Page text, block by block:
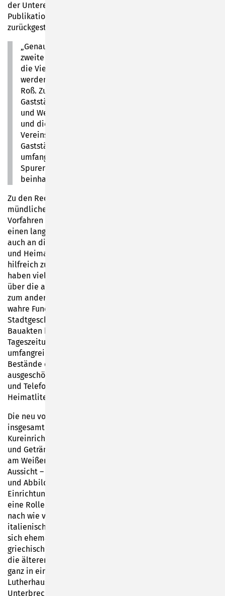
der Unteren Stadt wurde zunächst zu Gunsten der
Publikation der Steinerschen Chronik (1757-1802) zeitlich
zurückgestellt.
„Genau wie die erste Broschüre befasst sich nun der
zweite Teil mit dem Zeitraum von 1850 bis 1950, da
die Vielzahl der Gaststätten in Sonneberg eingegrenzt
werden musste“, beschreibt die Autorin Waltraud
Roß. Zusätzlich enthalte diese Veröffentlichung die
Gaststätten der Stadtteile Bettelhecken, Mürschnitz
und Wehd, sowie die Sonneberger Kureinrichtungen
und die Erwähnung der Schrebergarten-
Vereinsheime.„Im Laufe der Aufarbeitung der
Gaststättengeschichte wurden die Aufzeichnungen so
umfangreich, dass die Broschüre auch noch die
Spurensuche zu den Sonneberger Brauereien
beinhaltet“, so die ehemalige Stadtarchivarin.
Zu den Recherchen dieser Veröffentlichung nutzte sie
mündliche und schriftliche Überlieferungen von
Vorfahren und Zeitzeugen. Da das gesammelte Material
einen langen Zeitraum erfasst, wurde im Werk selbst
auch an die verstorbenen Sonneberger Heimatforscher
und Heimatfreundinnen erinnert, die der Autorin
hilfreich zur Seite standen. Waltraud Roß: „Zum einen
haben viele ältere Sonneberger Bürger schon vor Jahren
über die alten Gaststätten Mundartgedichte verfasst und
zum anderen sind die Bestände des Stadtarchivs eine
wahre Fundgrube für diesen interessanten Teil der
Stadtgeschichte. Von den imposanten handschriftlichen
Bauakten bis zu den schweren Bänden der Sonneberger
Tageszeitungen, den Gaststätten-Konzessionen und dem
umfangreichen Bildarchiv reicht die Palette der
Bestände des Stadtarchivs. Wenn all diese Archivalien
ausgeschöpft waren, blieb noch der Blick in die Adress-
und Telefonbücher der Stadt Sonneberg und die
Heimatliteratur.“
Die neu vorliegende Veröffentlichung dokumentiert
insgesamt mehr als 83 Gaststätten, acht
Kureinrichtungen, fünf Vereinsheime und 28 Brauereien
und Getränkehersteller. Der Schloßberg, der Felsenkeller
am Weißen Rangen oder das Schiesshaus in der Schönen
Aussicht – um nur einige der erwähnten und mit Fotos
und Abbildungen dokumentierten gastronomischen
Einrichtungen der Spielzeugstadt zu nennen, spielen
eine Rolle. In einigen Häusern Sonnebergs befindet sich
nach wie vor Gastronomie: Wo heute das Al Colosseo mit
italienischen Gerichten seine Gäste verwöhnt, befand
sich ehemals das Restaurant Schweizerhof. Das
griechische Restaurant Rhodos in Bettelhecken kennen
die älteren Einheimischen noch als „Marienthal“. Und
ganz in einer gastronomischen Tradition steht auch das
Lutherhaus, welches seit dem Jahr 1874 – mit
Unterbrechungen wegen Pächtersuche oder Renovierung